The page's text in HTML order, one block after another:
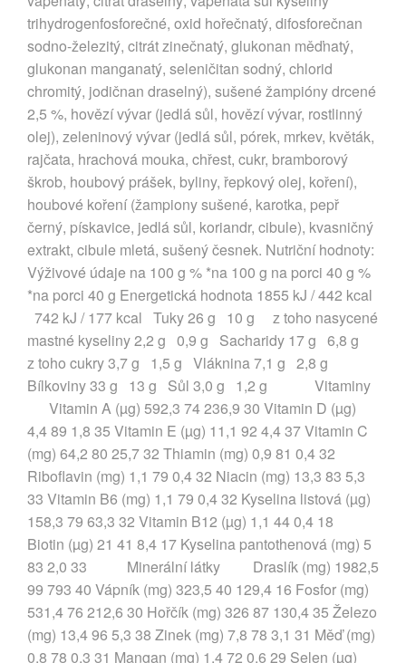
trihydrogenfosforečné, oxid hořečnatý, difosforečnan
sodno-železitý, citrát zinečnatý, glukonan měďnatý,
glukonan manganatý, seleničitan sodný, chlorid
chromitý, jodičnan draselný), sušené žampióny drcené
2,5 %, hovězí vývar (jedlá sůl, hovězí vývar, rostlinný
olej), zeleninový vývar (jedlá sůl, pórek, mrkev, květák,
rajčata, hrachová mouka, chřest, cukr, bramborový
škrob, houbový prášek, byliny, řepkový olej, koření),
houbové koření (žampiony sušené, karotka, pepř
černý, pískavice, jedlá sůl, koriandr, cibule), kvasničný
extrakt, cibule mletá, sušený česnek. Nutriční hodnoty:
Výživové údaje na 100 g % *na 100 g na porci 40 g %
*na porci 40 g Energetická hodnota 1855 kJ / 442 kcal
742 kJ / 177 kcal Tuky 26 g 10 g z toho nasycené
mastné kyseliny 2,2 g 0,9 g Sacharidy 17 g 6,8 g
z toho cukry 3,7 g 1,5 g Vláknina 7,1 g 2,8 g
Bílkoviny 33 g 13 g Sůl 3,0 g 1,2 g Vitaminy
Vitamin A (µg) 592,3 74 236,9 30 Vitamin D (µg)
4,4 89 1,8 35 Vitamin E (µg) 11,1 92 4,4 37 Vitamin C
(mg) 64,2 80 25,7 32 Thiamin (mg) 0,9 81 0,4 32
Riboflavin (mg) 1,1 79 0,4 32 Niacin (mg) 13,3 83 5,3
33 Vitamin B6 (mg) 1,1 79 0,4 32 Kyselina listová (µg)
158,3 79 63,3 32 Vitamin B12 (µg) 1,1 44 0,4 18
Biotin (µg) 21 41 8,4 17 Kyselina pantothenová (mg) 5
83 2,0 33 Minerální látky Draslík (mg) 1982,5
99 793 40 Vápník (mg) 323,5 40 129,4 16 Fosfor (mg)
531,4 76 212,6 30 Hořčík (mg) 326 87 130,4 35 Železo
(mg) 13,4 96 5,3 38 Zinek (mg) 7,8 78 3,1 31 Měď (mg)
0,8 78 0,3 31 Mangan (mg) 1,4 72 0,6 29 Selen (µg)